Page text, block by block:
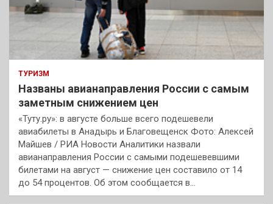
ТУРИЗМ
Названы авианаправления России с самым
заметным снижением цен
«Туту.ру»: в августе больше всего подешевели
авиабилеты в Анадырь и Благовещенск Фото: Алексей
Майшев / РИА Новости Аналитики назвали
авианаправления России с самыми подешевевшими
билетами на август — снижение цен составило от 14
до 54 процентов. Об этом сообщается в…